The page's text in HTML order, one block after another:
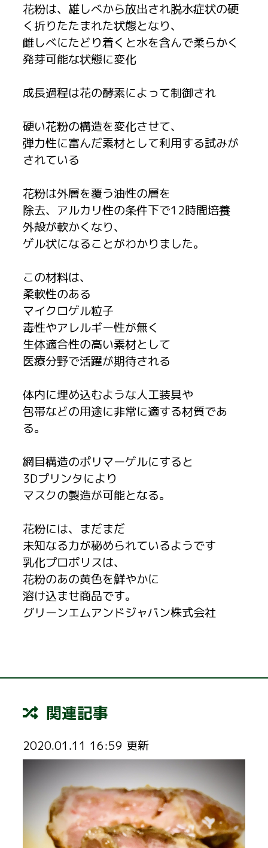
花粉は、雄しべから放出され脱水症状の硬
く折りたたまれた状態となり、
雌しべにたどり着くと水を含んで柔らかく
発芽可能な状態に変化
成長過程は花の酵素によって制御され
硬い花粉の構造を変化させて、
弾力性に富んだ素材として利用する試みが
されている
花粉は外層を覆う油性の層を
除去、アルカリ性の条件下で12時間培養
外殻が軟かくなり、
ゲル状になることがわかりました。
この材料は、
柔軟性のある
マイクロゲル粒子
毒性やアレルギー性が無く
生体適合性の高い素材として
医療分野で活躍が期待される
体内に埋め込むような人工装具や
包帯などの用途に非常に適する材質であ
る。
網目構造のポリマーゲルにすると
3Dプリンタにより
マスクの製造が可能となる。
花粉には、まだまだ
未知なる力が秘められているようです
乳化プロポリスは、
花粉のあの黄色を鮮やかに
溶け込ませ商品です。
グリーンエムアンドジャパン株式会社
関連記事
2020.01.11 16:59 更新